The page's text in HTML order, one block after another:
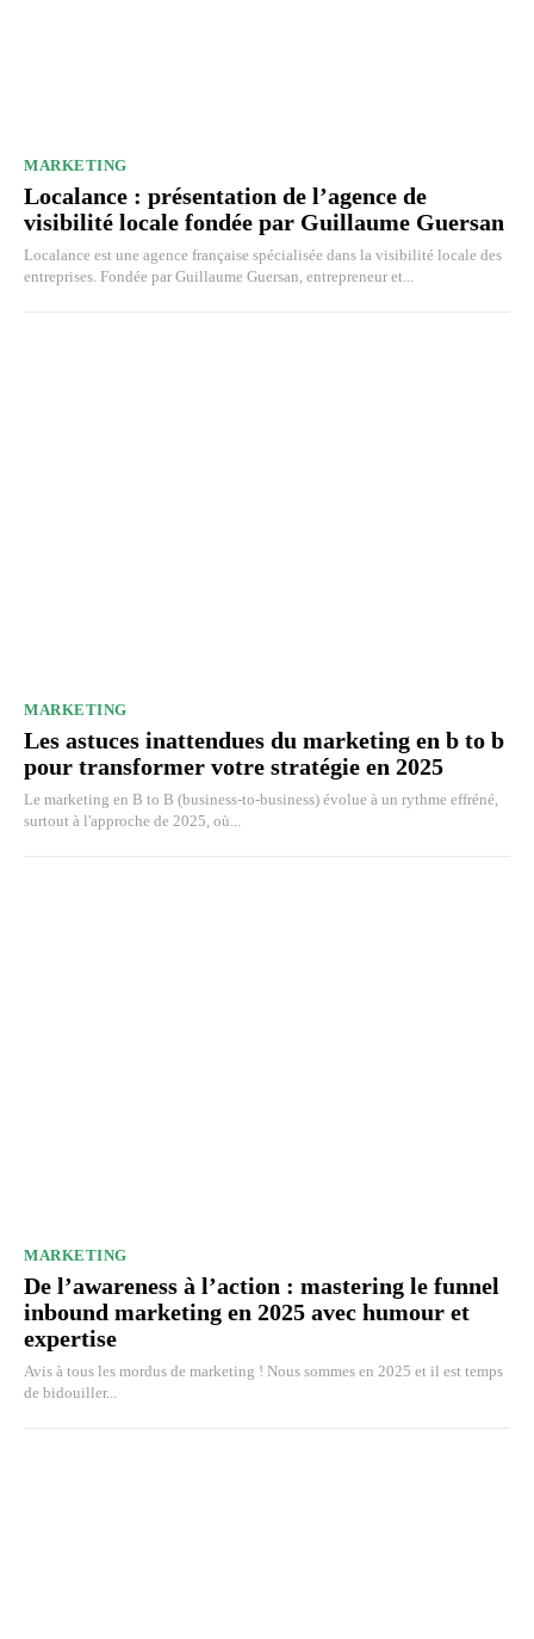
MARKETING
Localance : présentation de l’agence de
visibilité locale fondée par Guillaume Guersan
Localance est une agence française spécialisée dans la visibilité locale des
entreprises. Fondée par Guillaume Guersan, entrepreneur et...
MARKETING
Les astuces inattendues du marketing en b to b
pour transformer votre stratégie en 2025
Le marketing en B to B (business-to-business) évolue à un rythme effréné,
surtout à l'approche de 2025, où...
MARKETING
De l’awareness à l’action : mastering le funnel
inbound marketing en 2025 avec humour et
expertise
Avis à tous les mordus de marketing ! Nous sommes en 2025 et il est temps
de bidouiller...